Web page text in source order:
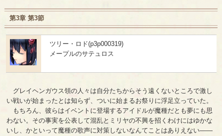
第3章 第3節
ツリー・ロド(p3p000319)
メープルのサテュロス
グレイヘンガウス領の人々は自分たちからそう遠くないところで激し
い戦いが始まったとは知らず、ついに始まるお祭りに浮足立っていた。
もちろん、彼らはイベントに登場するアイドルが魔種だとも夢にも思
わない。その事実を公表して混乱とミリヤの不興を招くわけにはゆかな
いし、かといって魔種の歌声に対策しないなんてことはありえない――